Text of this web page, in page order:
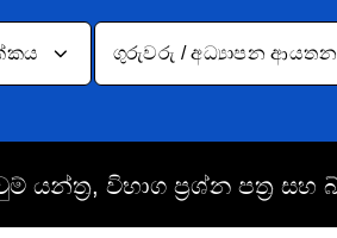
ගුරුවරු / අධ්‍යාපන ආයතන
යන්ත්‍ර, විභාග ප්‍රශ්න පත්‍ර